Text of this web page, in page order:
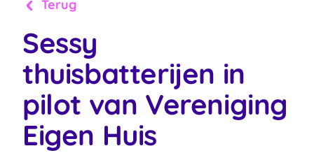
Terug
Sessy
thuisbatterijen in
pilot van Vereniging
Eigen Huis